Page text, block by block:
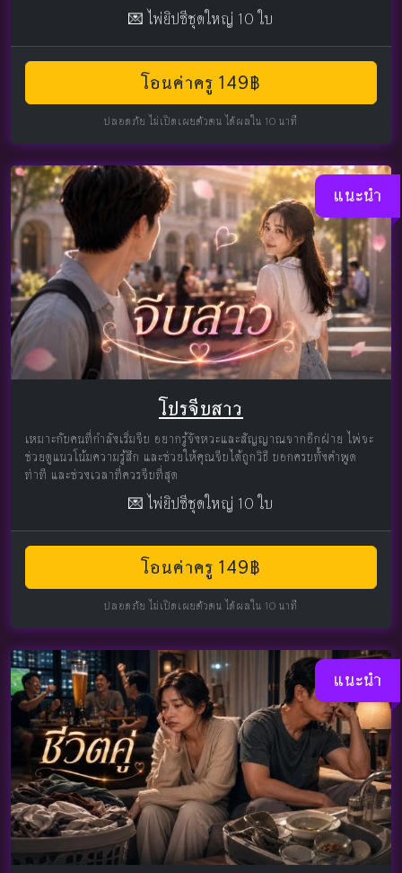
💌 ไพ่ยิปซีชุดใหญ่ 10 ใบ
โอนค่าครู 149฿
ปลอดภัย ไม่เปิดเผยตัวตน ได้ผลใน 10 นาที
แนะนำ
โปรจีบสาว
เหมาะกับคนที่กำลังเริ่มจีบ อยากรู้จังหวะและสัญญาณจากอีกฝ่าย ไพ่จะ
ช่วยดูแนวโน้มความรู้สึก และช่วยให้คุณจีบได้ถูกวิธี บอกครบทั้งคำพูด
ท่าที และช่วงเวลาที่ควรจีบที่สุด
💌 ไพ่ยิปซีชุดใหญ่ 10 ใบ
โอนค่าครู 149฿
ปลอดภัย ไม่เปิดเผยตัวตน ได้ผลใน 10 นาที
แนะนำ